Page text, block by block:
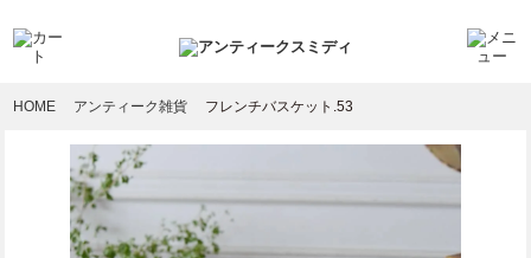
HOME アンティーク雑貨 フレンチバスケット.53